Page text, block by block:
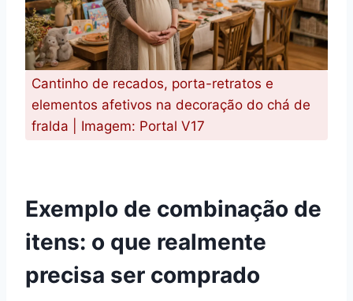
Cantinho de recados, porta-retratos e
elementos afetivos na decoração do chá de
fralda | Imagem: Portal V17
Exemplo de combinação de
itens: o que realmente
precisa ser comprado